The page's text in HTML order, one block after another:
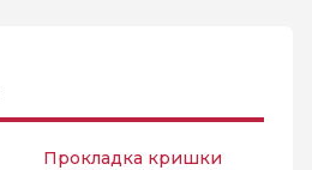
Прокладка кришки